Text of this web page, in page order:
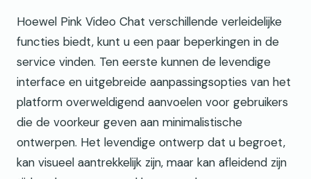
Hoewel Pink Video Chat verschillende verleidelijke
functies biedt, kunt u een paar beperkingen in de
service vinden. Ten eerste kunnen de levendige
interface en uitgebreide aanpassingsopties van het
platform overweldigend aanvoelen voor gebruikers
die de voorkeur geven aan minimalistische
ontwerpen. Het levendige ontwerp dat u begroet,
kan visueel aantrekkelijk zijn, maar kan afleidend zijn